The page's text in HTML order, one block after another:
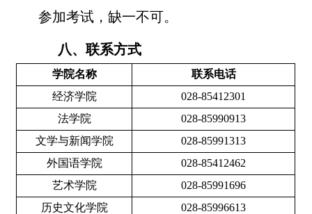
参加考试，缺一不可。
八、联系方式
学院名称
联系电话
经济学院
028-85412301
法学院
028-85990913
文学与新闻学院
028-85991313
外国语学院
028-85412462
艺术学院
028-85991696
历史文化学院
028-85996613